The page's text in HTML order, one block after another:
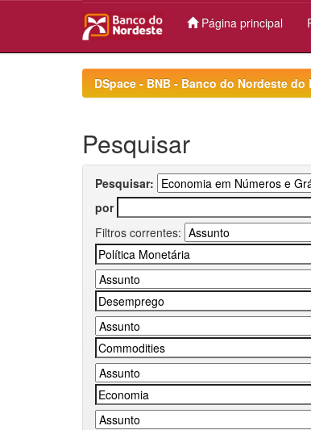
Página principal
DSpace - BNB - Banco do Nordeste do
Pesquisar
Pesquisar:
por
Filtros correntes: